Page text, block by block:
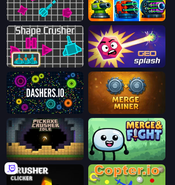
Shape Shooter 2 Pumpkin Defense: Merge Cannon
Shape Crusher GEOsplash
Dashers.io Merge Miner
Pickaxe Crusher Idle Merge & Fight